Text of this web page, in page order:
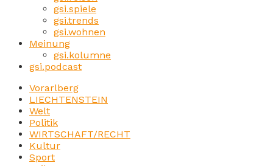
gsi.spiele
gsi.trends
gsi.wohnen
Meinung
gsi.kolumne
gsi.podcast
Vorarlberg
LIECHTENSTEIN
Welt
Politik
WIRTSCHAFT/RECHT
Kultur
Sport